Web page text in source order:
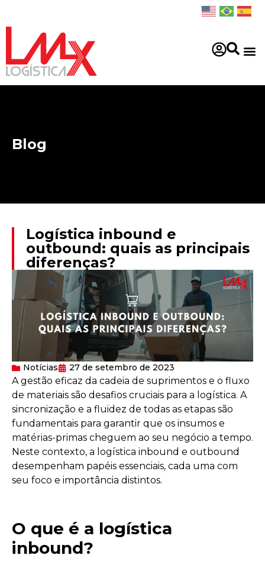
Blog
Logística inbound e
outbound: quais as principais
diferenças?
Notícias 27 de setembro de 2023
A gestão eficaz da cadeia de suprimentos e o fluxo
de materiais são desafios cruciais para a logística. A
sincronização e a fluidez de todas as etapas são
fundamentais para garantir que os insumos e
matérias-primas cheguem ao seu negócio a tempo.
Neste contexto, a logística inbound e outbound
desempenham papéis essenciais, cada uma com
seu foco e importância distintos.
O que é a logística
inbound?